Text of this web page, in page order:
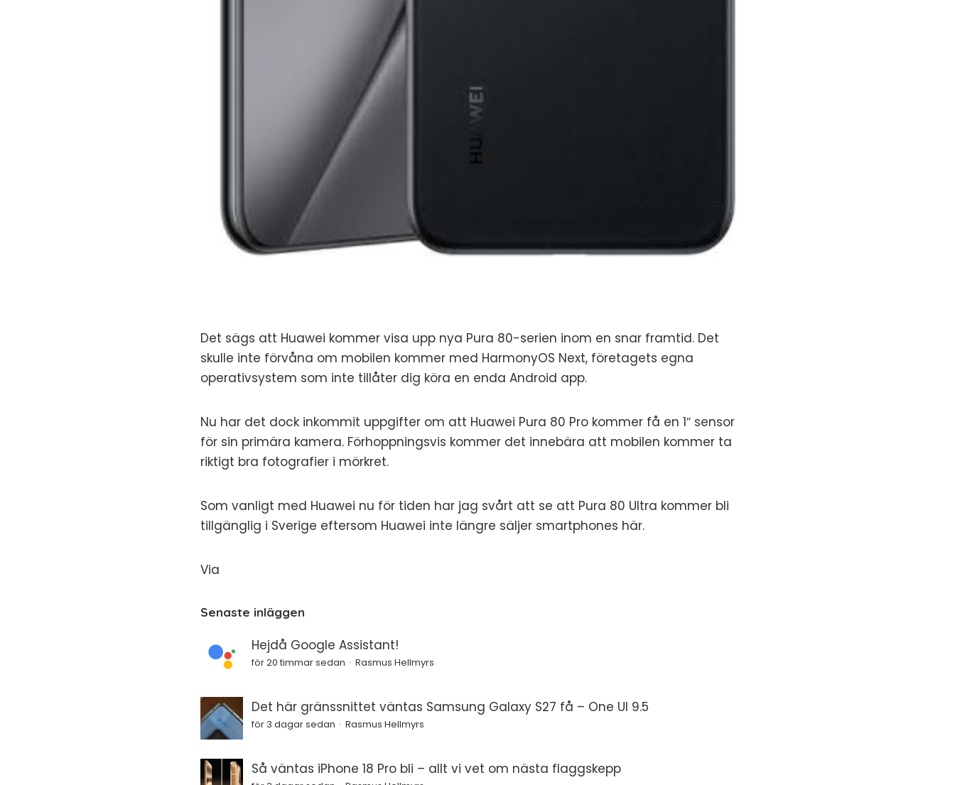
Det sägs att Huawei kommer visa upp nya Pura 80-serien inom en snar framtid. Det
skulle inte förvåna om mobilen kommer med HarmonyOS Next, företagets egna
operativsystem som inte tillåter dig köra en enda Android app.
Nu har det dock inkommit uppgifter om att Huawei Pura 80 Pro kommer få en 1″ sensor
för sin primära kamera. Förhoppningsvis kommer det innebära att mobilen kommer ta
riktigt bra fotografier i mörkret.
Som vanligt med Huawei nu för tiden har jag svårt att se att Pura 80 Ultra kommer bli
tillgänglig i Sverige eftersom Huawei inte längre säljer smartphones här.
Via
Senaste inläggen
Hejdå Google Assistant!
för 20 timmar sedan Rasmus Hellmyrs
Det här gränssnittet väntas Samsung Galaxy S27 få – One UI 9.5
för 3 dagar sedan Rasmus Hellmyrs
Så väntas iPhone 18 Pro bli – allt vi vet om nästa flaggskepp